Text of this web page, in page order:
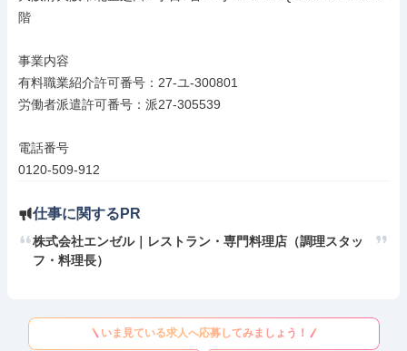
階
事業内容
有料職業紹介許可番号：27-ユ-300801
労働者派遣許可番号：派27-305539
電話番号
0120-509-912
仕事に関するPR
株式会社エンゼル｜レストラン・専門料理店（調理スタッ
フ・料理長）
いま見ている求人へ応募してみましょう！